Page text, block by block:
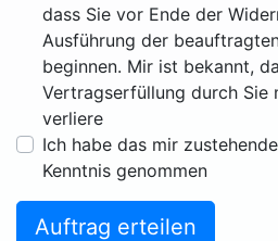
dass Sie vor Ende der
Ausführung der
beginnen. Mir ist bekannt,
Vertragserfüllung durch Sie
verliere
Ich habe das mir zustehende
Kenntnis genommen
Auftrag erteilen